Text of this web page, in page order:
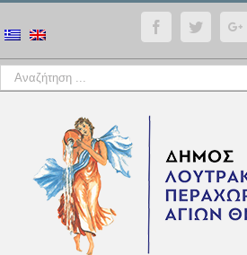
FacebookTwitter